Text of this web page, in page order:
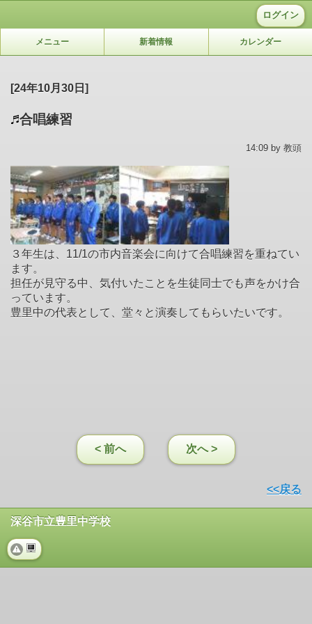
ログイン
メニュー 新着情報 カレンダー
[24年10月30日]
合唱練習
14:09 by 教頭
３年生は、11/1の市内音楽会に向けて合唱練習を重ねてい
ます。
担任が見守る中、気付いたことを生徒同士でも声をかけ合
っています。
豊里中の代表として、堂々と演奏してもらいたいです。
< 前へ 次へ >
<<戻る
深谷市立豊里中学校